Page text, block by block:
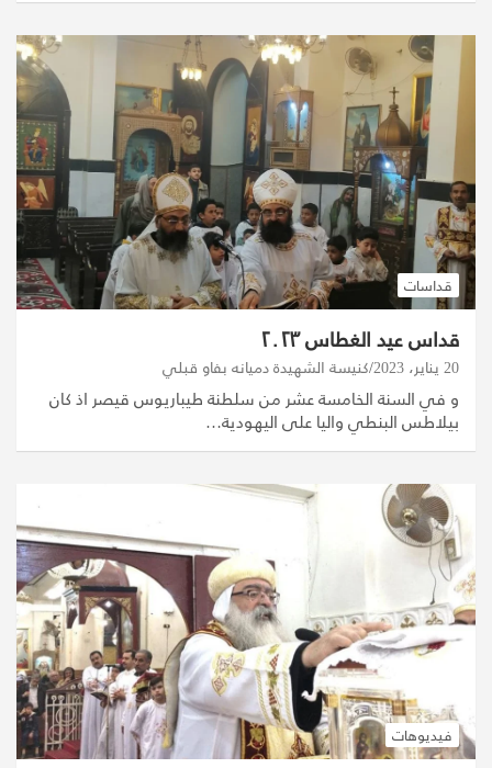
قداسات
قداس عيد الغطاس ٢٠٢٣
20 يناير، 2023 كنيسة الشهيدة دميانه بفاو قبلي
و في السنة الخامسة عشر من سلطنة طيباريوس قيصر اذ كان
بيلاطس البنطي واليا على اليهودية…
فيديوهات